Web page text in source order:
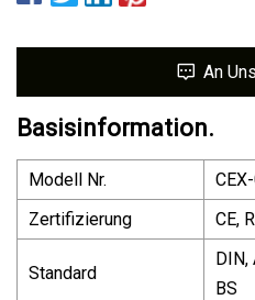
An
Basisinformation.
Modell Nr.
Zertifizierung
CE,
Standard
DIN,
BS